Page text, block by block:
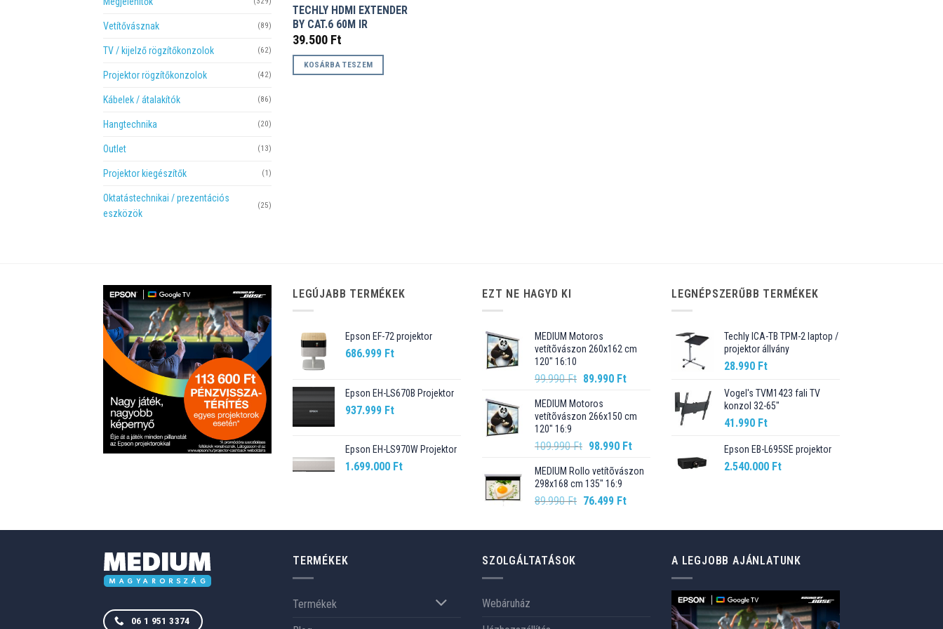
Vetítővásznak (89)
TV / kijelző rögzítőkonzolok (62)
Projektor rögzítőkonzolok (42)
Kábelek / átalakítók (86)
Hangtechnika (20)
Outlet (13)
Projektor kiegészítők (1)
Oktatástechnikai / prezentációs
eszközök
(25)
TECHLY HDMI EXTENDER
BY CAT.6 60M IR
39.500 Ft
KOSÁRBA TESZEM
LEGÚJABB TERMÉKEK
Epson EF-72 projektor
686.999 Ft
Epson EH-LS670B Projektor
937.999 Ft
Epson EH-LS970W Projektor
1.699.000 Ft
EZT NE HAGYD KI
MEDIUM Motoros
vetítõvászon 260x162 cm
120" 16:10
99.990Ft Original
was:
99.990 Ft.
89.990 FtCurrent
89.990 Ft.
MEDIUM Motoros
vetítõvászon 266x150 cm
120" 16:9
109.990Ft Original
was:
109.990 Ft.
98.990 FtCurrent
is:
MEDIUM Rollo vetítõvászon
298x168 cm 135" 16:9
89.990Ft Original
was:
76.499 FtCurrent
is:
LEGNÉPSZERŰBB TERMÉKEK
Techly ICA-TB TPM-2 laptop /
projektor állvány
28.990 Ft
Vogel's TVM1423 fali TV
konzol 32-65"
41.990 Ft
Epson EB-L695SE projektor
2.540.000 Ft
06 1 951 3374
TERMÉKEK
Termékek
SZOLGÁLTATÁSOK
Webáruház
A LEGJOBB AJÁNLATUNK